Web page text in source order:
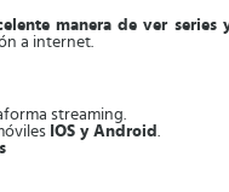
manera de ver
a internet.
streaming.
IOS y Android .